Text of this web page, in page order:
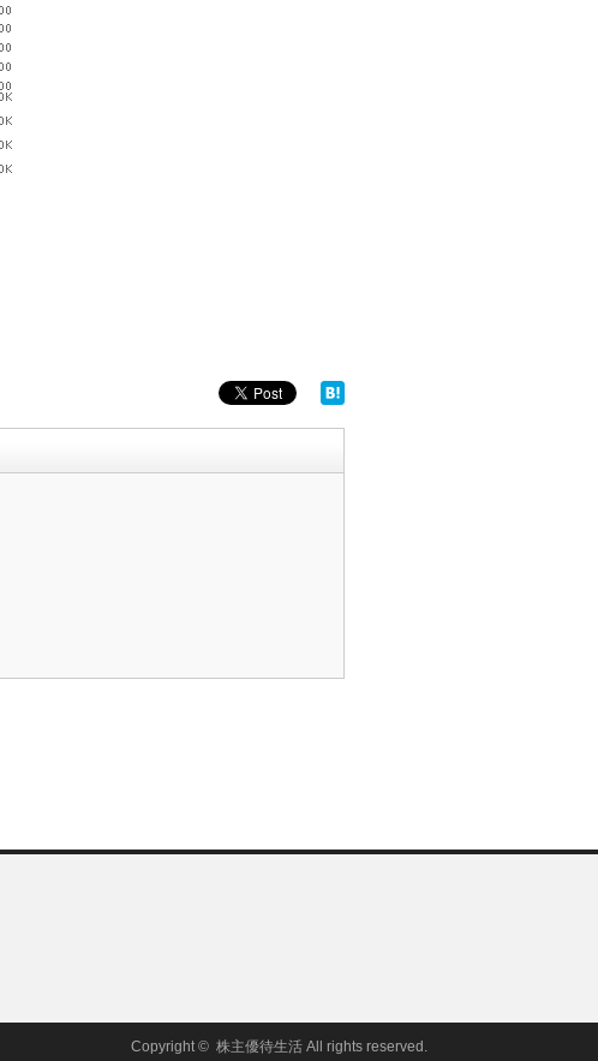
Copyright © 株主優待生活All rights reserved.